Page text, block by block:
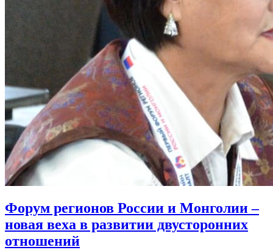
Форум регионов России и Монголии –
новая веха в развитии двусторонних
отношений